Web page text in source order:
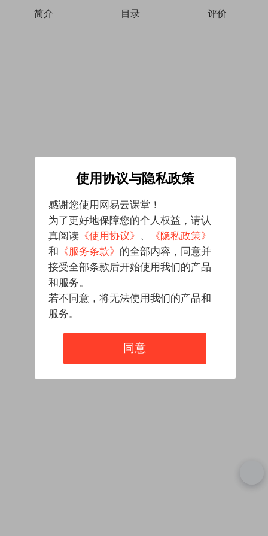
简介 目录 评价
使用协议与隐私政策
感谢您使用网易云课堂！
为了更好地保障您的个人权益，请认
真阅读 《使用协议》 、
《隐私政策》
和 《服务条款》 的全部内容，同意并
接受全部条款后开始使用我们的产品
和服务。
若不同意，将无法使用我们的产品和
服务。
同意